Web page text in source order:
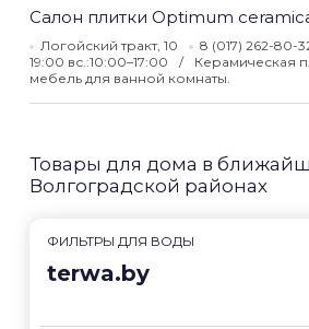
Салон плитки Optimum
Логойский тракт, 10 8 (017) 262-80-
19:00 вс.:10:00–17:00
Керамическая
мебель для ванной комнаты.
Товары для дома в
Волгоградской районах
ФИЛЬТРЫ ДЛЯ ВОДЫ
terwa.by